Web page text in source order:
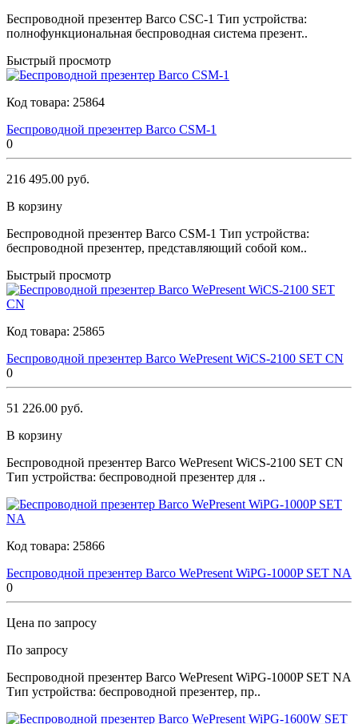
Беспроводной презентер Barco CSC-1 Тип устройства:
полнофункциональная беспроводная система презент..
Быстрый просмотр
Код товара: 25864
Беспроводной презентер Barco CSM-1
0
216 495.00 руб.
В корзину
Беспроводной презентер Barco CSM-1 Тип устройства:
беспроводной презентер, представляющий собой ком..
Быстрый просмотр
Код товара: 25865
Беспроводной презентер Barco WePresent WiCS-2100 SET CN
0
51 226.00 руб.
В корзину
Беспроводной презентер Barco WePresent WiCS-2100 SET CN
Тип устройства: беспроводной презентер для ..
Код товара: 25866
Беспроводной презентер Barco WePresent WiPG-1000P SET NA
0
Цена по запросу
По запросу
Беспроводной презентер Barco WePresent WiPG-1000P SET NA
Тип устройства: беспроводной презентер, пр..